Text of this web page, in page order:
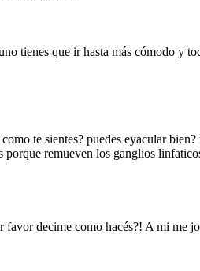
tienes que ir hasta más cómodo y
te sientes? puedes eyacular
remueven los ganglios
favor decime como hacés?! A mi